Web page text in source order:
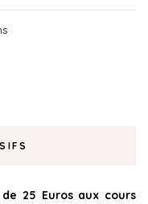
25 Euros aux cours